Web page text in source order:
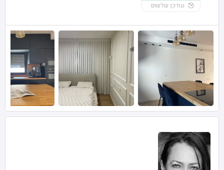
עודכן שלשום